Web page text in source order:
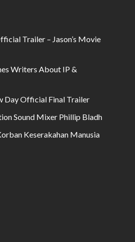
Trailer – Jason’s Movie
Writers About IP &
Day Official Final Trailer
Sound Mixer Phillip Bladh
Keserakahan Manusia